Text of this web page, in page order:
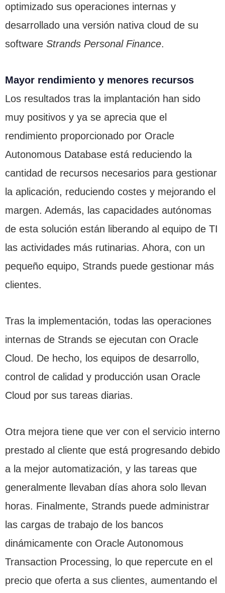
optimizado sus operaciones internas y
desarrollado una versión nativa cloud de su
software Strands Personal Finance.
Mayor rendimiento y menores recursos
Los resultados tras la implantación han sido
muy positivos y ya se aprecia que el
rendimiento proporcionado por Oracle
Autonomous Database está reduciendo la
cantidad de recursos necesarios para gestionar
la aplicación, reduciendo costes y mejorando el
margen. Además, las capacidades autónomas
de esta solución están liberando al equipo de TI
las actividades más rutinarias. Ahora, con un
pequeño equipo, Strands puede gestionar más
clientes.
Tras la implementación, todas las operaciones
internas de Strands se ejecutan con Oracle
Cloud. De hecho, los equipos de desarrollo,
control de calidad y producción usan Oracle
Cloud por sus tareas diarias.
Otra mejora tiene que ver con el servicio interno
prestado al cliente que está progresando debido
a la mejor automatización, y las tareas que
generalmente llevaban días ahora solo llevan
horas. Finalmente, Strands puede administrar
las cargas de trabajo de los bancos
dinámicamente con Oracle Autonomous
Transaction Processing, lo que repercute en el
precio que oferta a sus clientes, aumentando el